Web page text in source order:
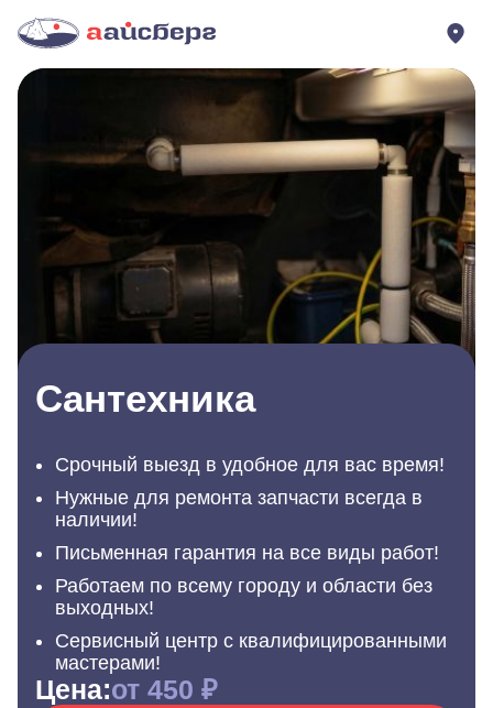
Сантехника
Срочный выезд в удобное для вас время!
Нужные для ремонта запчасти всегда в
наличии!
Письменная гарантия на все виды работ!
Работаем по всему городу и области без
выходных!
Сервисный центр с квалифицированными
мастерами!
Цена:от 450 ₽